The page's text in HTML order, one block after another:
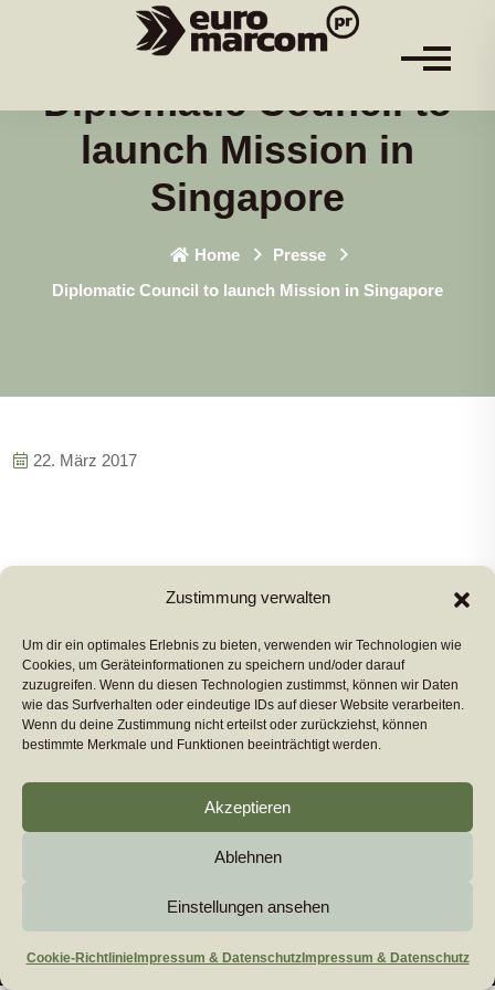
Zustimmung verwalten
Um dir ein optimales Erlebnis zu bieten, verwenden wir Technologien wie
Cookies, um Geräteinformationen zu speichern und/oder darauf
zuzugreifen. Wenn du diesen Technologien zustimmst, können wir Daten
wie das Surfverhalten oder eindeutige IDs auf dieser Website verarbeiten.
Wenn du deine Zustimmung nicht erteilst oder zurückziehst, können
bestimmte Merkmale und Funktionen beeinträchtigt werden.
Akzeptieren
Ablehnen
Einstellungen ansehen
Cookie-RichtlinieImpressum & DatenschutzImpressum & Datenschutz
Diplomatic Council to
launch Mission in
Singapore
Home
Presse
Diplomatic Council to launch Mission in Singapore
22. März 2017
PREVIUS POST
NEXT POST
euromarcomAll Rights Reserved by
Cookie-Richtlinie (EU) Impressum & Datenschutz